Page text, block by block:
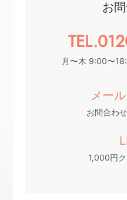
お
月〜木 9:00〜
メー
お問合わ
1,000円